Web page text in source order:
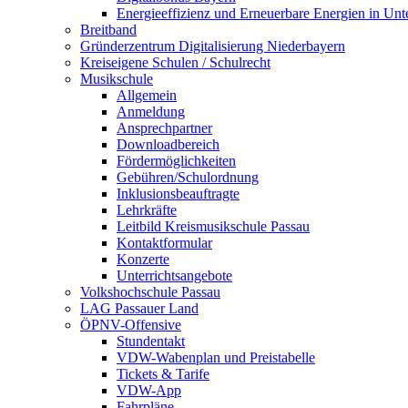
Energieeffizienz und Erneuerbare Energien in
Breitband
Gründerzentrum Digitalisierung Niederbayern
Kreiseigene Schulen / Schulrecht
Musikschule
Allgemein
Anmeldung
Ansprechpartner
Downloadbereich
Fördermöglichkeiten
Gebühren/Schulordnung
Inklusionsbeauftragte
Lehrkräfte
Leitbild Kreismusikschule Passau
Kontaktformular
Konzerte
Unterrichtsangebote
Volkshochschule Passau
LAG Passauer Land
ÖPNV-Offensive
Stundentakt
VDW-Wabenplan und Preistabelle
Tickets & Tarife
VDW-App